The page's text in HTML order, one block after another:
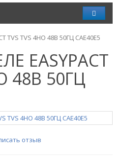
TVS TVS 4НО 48В 50ГЦ CAE40E5
EASYPACT
48В 50ГЦ
отзыв